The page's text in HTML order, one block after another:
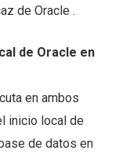
de Oracle.
de Oracle en
en ambos
inicio local de
de datos en